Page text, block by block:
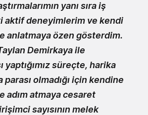
yanı sıra iş
aktif deneyimlerim ve kendi
anlatmaya özen gösterdim.
Demirkaya ile
yaptığımız süreçte, harika
olmadığı için kendine
adım atmaya cesaret
sayısının melek